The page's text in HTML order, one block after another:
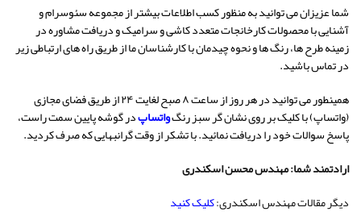
شما عزیزان می توانید به منظور کسب اطلاعات بیشتر از مجموعه سئوسرام و
آشنایی با محصولات کارخانجات متعدد کاشی و سرامیک و دریافت مشاوره در
زمینه طرح ها، رنگ ها و نحوه چیدمان با کارشناسان ما از طریق راه های ارتباطی زیر
در تماس باشید.
همینطور می توانید در هر روز از ساعت ۸ صبح لغایت ۲۴ از طریق فضای مجازی
(واتساپ) با کلیک بر روی نشان گر سبز رنگواتساپدر گوشه پایین سمت راست،
پاسخ سوالات خود را دریافت نمائید. با تشکر از وقت گرانبهایی که صرف کردید.
ارادتمند شما: مهندس محسن اسکندری
دیگر مقالات مهندس اسکندری:کلیک کنید